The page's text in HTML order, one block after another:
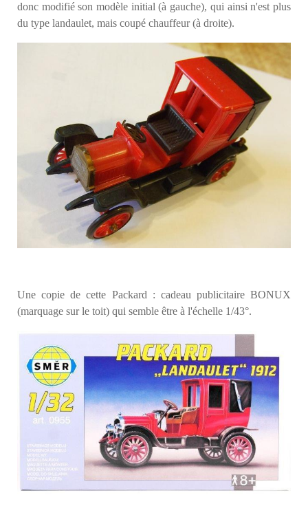
donc modifié son modèle initial (à gauche), qui ainsi n'est plus
du type landaulet, mais coupé chauffeur (à droite).
Une copie de cette Packard : cadeau publicitaire BONUX
(marquage sur le toit) qui semble être à l'échelle 1/43°.